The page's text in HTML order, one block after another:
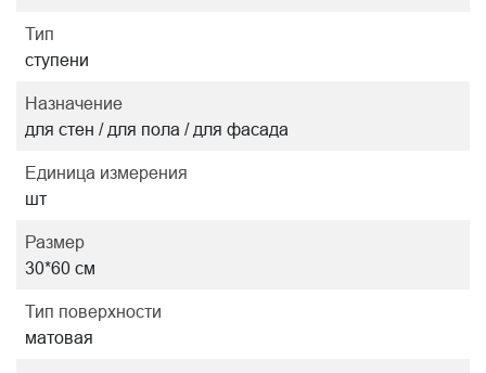
Тип
ступени
Назначение
для стен / для пола / для фасада
Единица измерения
шт
Размер
30*60 см
Тип поверхности
матовая